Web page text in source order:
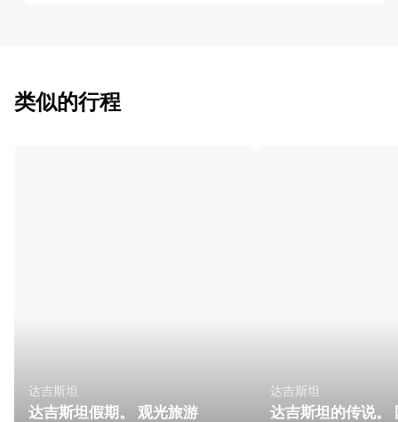
类似的行程
达吉斯坦
达吉斯坦假期。 观光旅游
达吉斯坦
达吉斯坦的传说。